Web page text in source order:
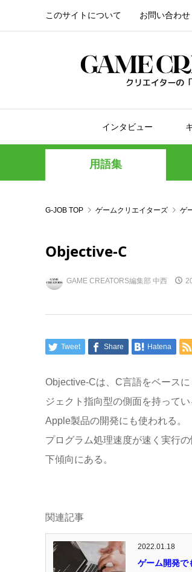
このサイトについて お問い合わせ
インタビュー
用語集
G-JOB TOP ゲームクリエイターズ ゲ
Objective-C
GAME CREATORS編集部 中西
Tweet Share Hatena
Objective-Cは、C言語をベース
ジェクト指向型の側面を持って
Apple製品の開発にも使われる。
プログラム処理速度が速く実行
下傾向にある。
関連記事
2022.01.18
ゲーム開発で